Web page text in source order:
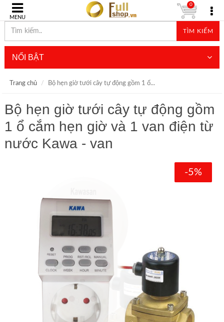
MENU
TÌM KIẾM
0
NỔI BẬT
Trang chủ Bộ hẹn giờ tưới cây tự động gồm 1 ổ...
Bộ hẹn giờ tưới cây tự động gồm
1 ổ cắm hẹn giờ và 1 van điện từ
nước Kawa - van
-5%